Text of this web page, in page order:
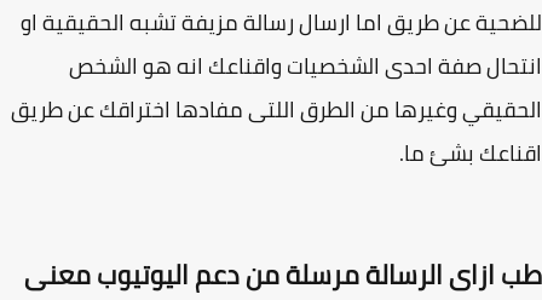
عن طريق اما ارسال رسالة مزيفة تشبه الحقيقية او
صفة احدى الشخصيات واقناعك انه هو الشخص
وغيرها من الطرق اللتى مفادها اختراقك عن طريق
بشئ ما.
ازاى الرسالة مرسلة من دعم اليوتيوب معنى